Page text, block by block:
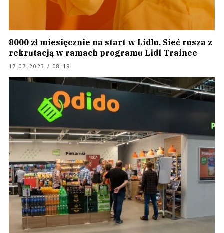
8000 zł miesięcznie na start w Lidlu. Sieć rusza z
rekrutacją w ramach programu Lidl Trainee
17.07.2023 / 08:19